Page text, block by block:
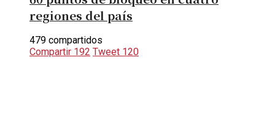
regiones del país
479 compartidos
Compartir 192 Tweet 120